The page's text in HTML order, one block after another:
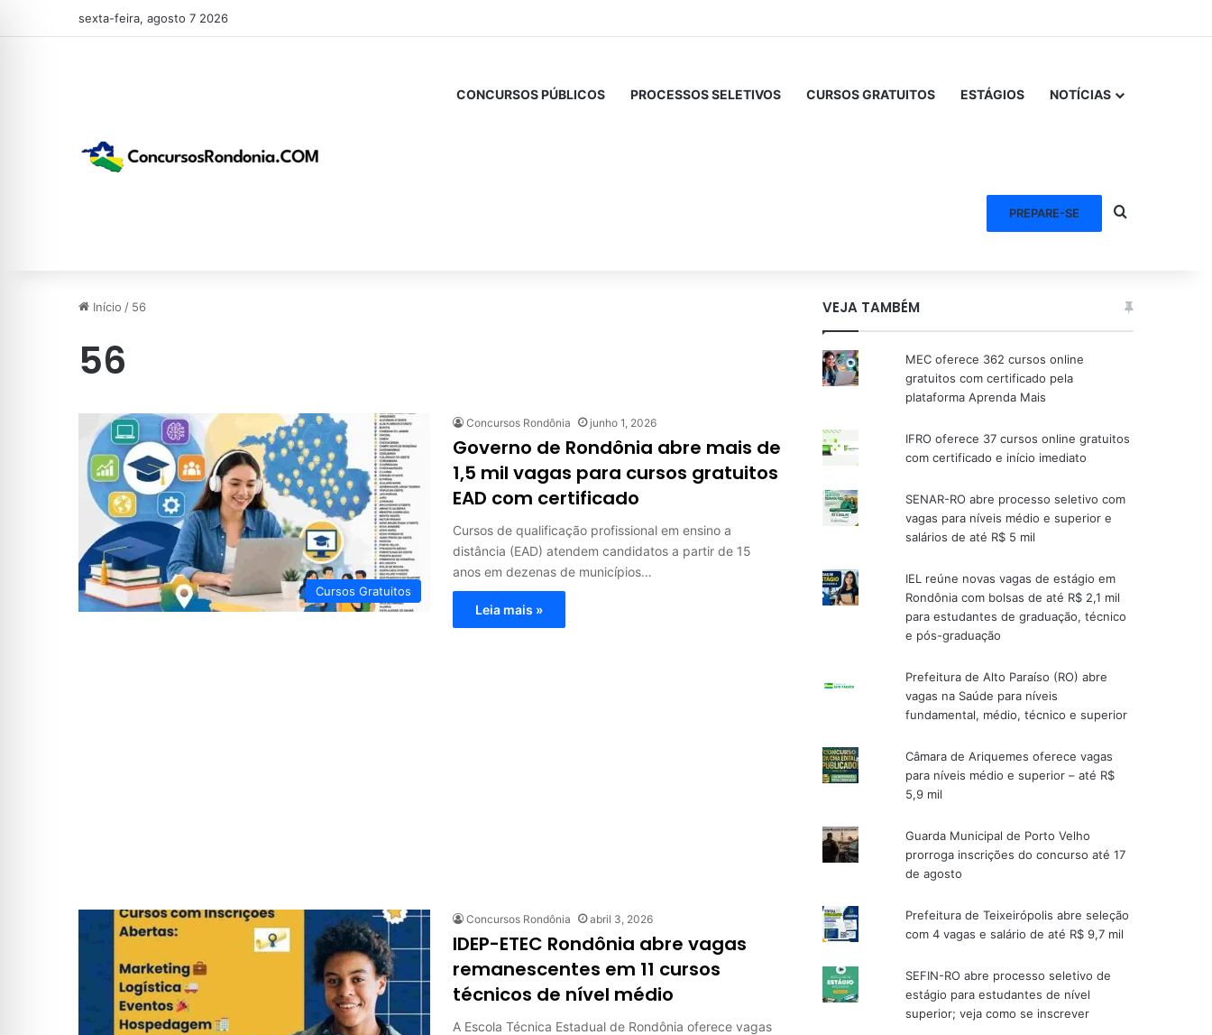
sexta-feira, agosto 7 2026
CONCURSOS PÚBLICOS PROCESSOS SELETIVOS CURSOS GRATUITOS ESTÁGIOS NOTÍCIAS
PREPARE-SE Procurar por
Início / 56
56
Cursos Gratuitos
Concursos Rondônia junho 1, 2026
Governo de Rondônia abre mais de
1,5 mil vagas para cursos gratuitos
EAD com certificado
Cursos de qualificação profissional em ensino a
distância (EAD) atendem candidatos a partir de 15
anos em dezenas de municípios…
Leia mais »
Concursos Rondônia abril 3, 2026
IDEP-ETEC Rondônia abre vagas
remanescentes em 11 cursos
técnicos de nível médio
A Escola Técnica Estadual de Rondônia oferece vagas
VEJA TAMBÉM
MEC oferece 362 cursos online
gratuitos com certificado pela
plataforma Aprenda Mais
IFRO oferece 37 cursos online gratuitos
com certificado e início imediato
SENAR-RO abre processo seletivo com
vagas para níveis médio e superior e
salários de até R$ 5 mil
IEL reúne novas vagas de estágio em
Rondônia com bolsas de até R$ 2,1 mil
para estudantes de graduação, técnico
e pós-graduação
Prefeitura de Alto Paraíso (RO) abre
vagas na Saúde para níveis
fundamental, médio, técnico e superior
Câmara de Ariquemes oferece vagas
para níveis médio e superior – até R$
5,9 mil
Guarda Municipal de Porto Velho
prorroga inscrições do concurso até 17
de agosto
Prefeitura de Teixeirópolis abre seleção
com 4 vagas e salário de até R$ 9,7 mil
SEFIN-RO abre processo seletivo de
estágio para estudantes de nível
superior; veja como se inscrever